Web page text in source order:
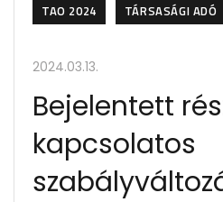
TAO 2024
TÁRSASÁGI ADÓ
2024.03.13.
Bejelentett
kapcsolatos